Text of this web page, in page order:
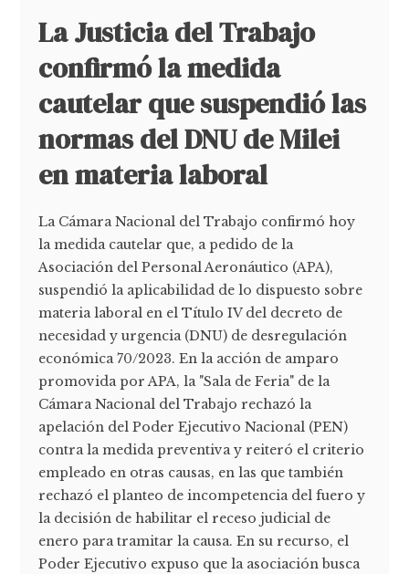
La Justicia del Trabajo
confirmó la medida
cautelar que suspendió las
normas del DNU de Milei
en materia laboral
La Cámara Nacional del Trabajo confirmó hoy
la medida cautelar que, a pedido de la
Asociación del Personal Aeronáutico (APA),
suspendió la aplicabilidad de lo dispuesto sobre
materia laboral en el Título IV del decreto de
necesidad y urgencia (DNU) de desregulación
económica 70/2023. En la acción de amparo
promovida por APA, la "Sala de Feria" de la
Cámara Nacional del Trabajo rechazó la
apelación del Poder Ejecutivo Nacional (PEN)
contra la medida preventiva y reiteró el criterio
empleado en otras causas, en las que también
rechazó el planteo de incompetencia del fuero y
la decisión de habilitar el receso judicial de
enero para tramitar la causa. En su recurso, el
Poder Ejecutivo expuso que la asociación busca